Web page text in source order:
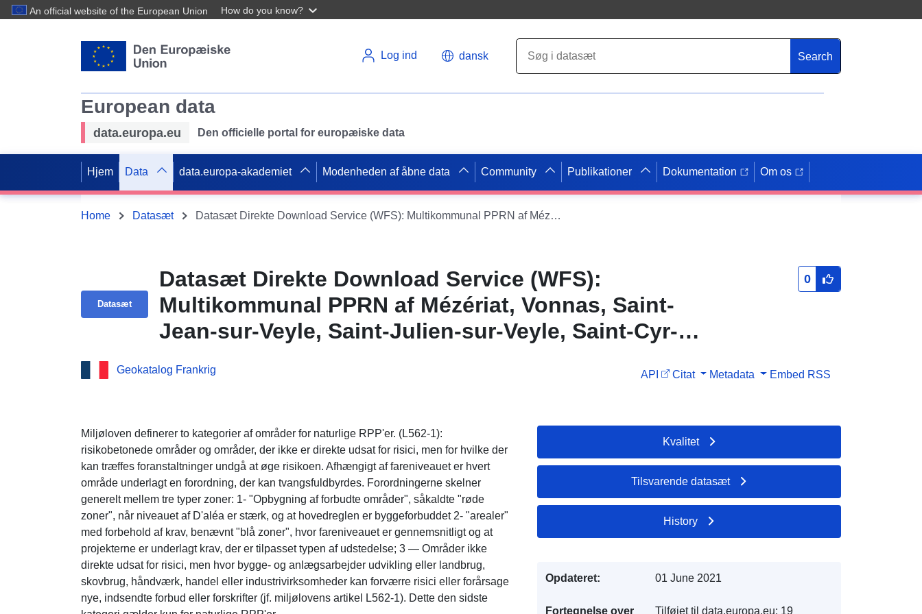
An official website of the European Union How do you know?
Log ind dansk Search
European data
data.europa.eu Den officielle portal for europæiske data
Hjem Data data.europa-akademiet Modenheden af åbne data Community Publikationer Dokumentation Om os
Home Datasæt Datasæt Direkte Download Service (WFS): Multikommunal PPRN af Mézériat, Vonnas, Saint-Jean-sur-Veyle, Saint-Julien-sur-Veyle, Saint-Cyr-sur-Menthon, Biziat og Perrex
Datasæt
Datasæt Direkte Download Service (WFS):
Multikommunal PPRN af Mézériat, Vonnas, Saint-
Jean-sur-Veyle, Saint-Julien-sur-Veyle, Saint-Cyr-
0
Geokatalog Frankrig API Citat Metadata Embed RSS
Miljøloven definerer to kategorier af områder for naturlige RPP'er. (L562-1):
risikobetonede områder og områder, der ikke er direkte udsat for risici, men for hvilke der
kan træffes foranstaltninger undgå at øge risikoen. Afhængigt af fareniveauet er hvert
område underlagt en forordning, der kan tvangsfuldbyrdes. Forordningerne skelner
generelt mellem tre typer zoner: 1- "Opbygning af forbudte områder", såkaldte "røde
zoner", når niveauet af D'aléa er stærk, og at hovedreglen er byggeforbuddet 2- "arealer"
med forbehold af krav, benævnt "blå zoner", hvor fareniveauet er gennemsnitligt og at
projekterne er underlagt krav, der er tilpasset typen af udstedelse; 3 — Områder ikke
direkte udsat for risici, men hvor bygge- og anlægsarbejder udvikling eller landbrug,
skovbrug, håndværk, handel eller industrivirksomheder kan forværre risici eller forårsage
nye, indsendte forbud eller forskrifter (jf. miljølovens artikel L562-1). Dette den sidste
Kvalitet
Tilsvarende datasæt
History
Opdateret: 01 June 2021
Fortegnelse over
Tilføjet til data.europa.eu: 19